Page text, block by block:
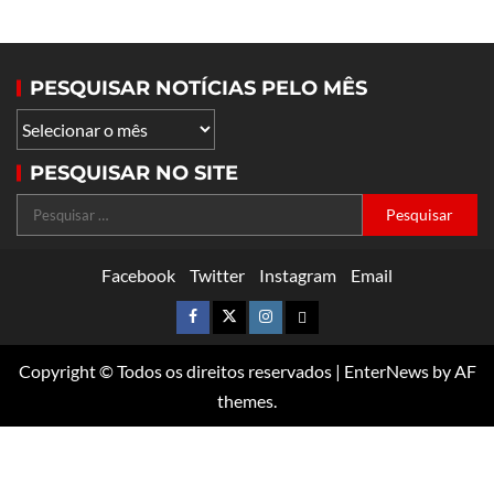
PESQUISAR NOTÍCIAS PELO MÊS
PESQUISAR NO SITE
Facebook Twitter Instagram Email
Copyright © Todos os direitos reservados | EnterNewsby AF
themes.